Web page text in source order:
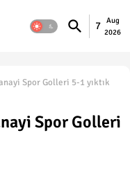
7
Aug
2026
Spor Golleri 5-1 yıktık
Spor Golleri